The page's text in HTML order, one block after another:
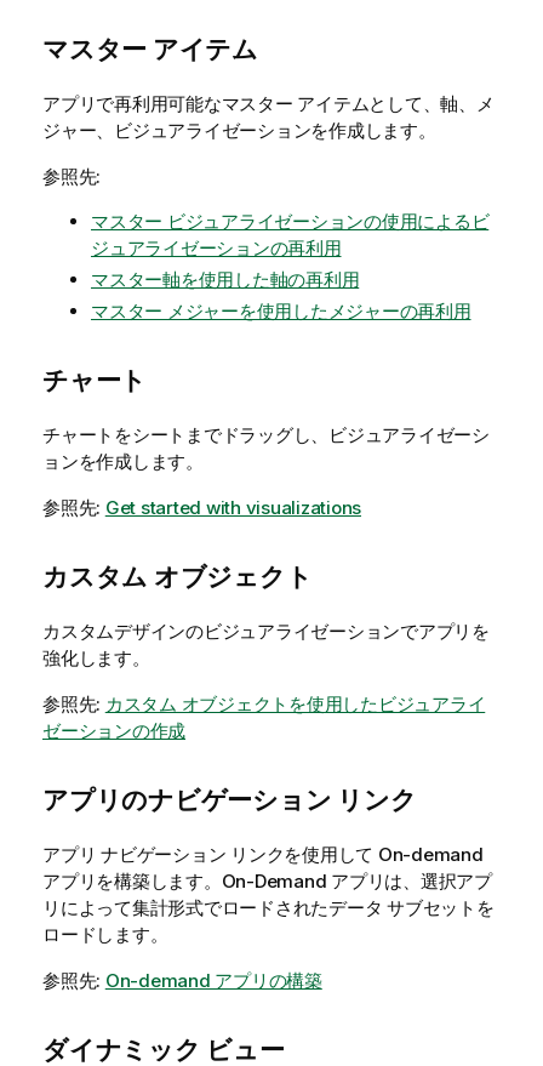
マスター アイテム
アプリで再利用可能なマスター アイテムとして、軸、メ
ジャー、ビジュアライゼーションを作成します。
参照先:
マスター ビジュアライゼーションの使用によるビ
ジュアライゼーションの再利用
マスター軸を使用した軸の再利用
マスター メジャーを使用したメジャーの再利用
チャート
チャートをシートまでドラッグし、ビジュアライゼーシ
ョンを作成します。
参照先: Get started with visualizations
カスタム オブジェクト
カスタムデザインのビジュアライゼーションでアプリを
強化します。
参照先: カスタム オブジェクトを使用したビジュアライ
ゼーションの作成
アプリのナビゲーション リンク
アプリ ナビゲーション リンクを使用して On-demand
アプリを構築します。On-Demand アプリは、選択アプ
リによって集計形式でロードされたデータ サブセットを
ロードします。
参照先: On-demand アプリの構築
ダイナミック ビュー